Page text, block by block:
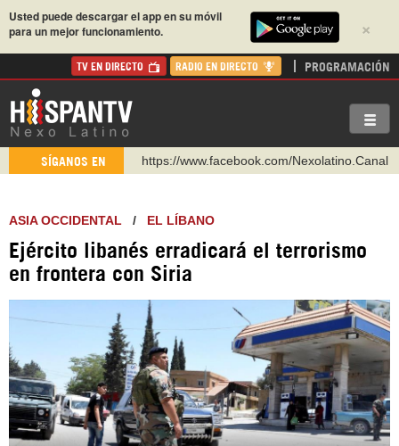
×
Usted puede descargar el app en su móvil
para un mejor funcionamiento.
TV EN DIRECTO RADIO EN DIRECTO PROGRAMACIÓN
SÍGANOS EN https://www.facebook.com/Nexolatino.Canal
https://www.youtube.com/@nexo_latino
https://t.me/hispantvcanal
https://urmedium.com/c/hispantv
WhatsApp y Viber: +98 921 79 29 404
ASIA OCCIDENTAL / EL LÍBANO
Ejército libanés erradicará el terrorismo
en frontera con Siria